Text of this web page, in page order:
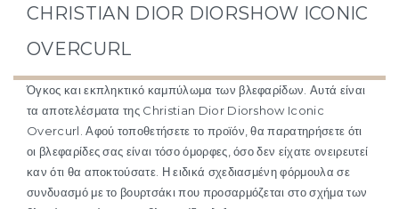
CHRISTIAN DIOR DIORSHOW ICONIC
OVERCURL
Όγκος και εκπληκτικό καμπύλωμα των βλεφαρίδων. Αυτά είναι
τα αποτελέσματα της Christian Dior Diorshow Iconic
Overcurl. Αφού τοποθετήσετε το προϊόν, θα παρατηρήσετε ότι
οι βλεφαρίδες σας είναι τόσο όμορφες, όσο δεν είχατε ονειρευτεί
καν ότι θα αποκτούσατε. Η ειδικά σχεδιασμένη φόρμουλα σε
συνδυασμό με το βουρτσάκι που προσαρμόζεται στο σχήμα των